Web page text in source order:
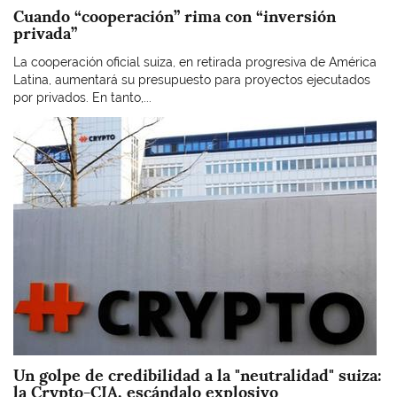
Cuando “cooperación” rima con “inversión
privada”
La cooperación oficial suiza, en retirada progresiva de América
Latina, aumentará su presupuesto para proyectos ejecutados
por privados. En tanto,...
Un golpe de credibilidad a la "neutralidad" suiza:
la Crypto-CIA, escándalo explosivo